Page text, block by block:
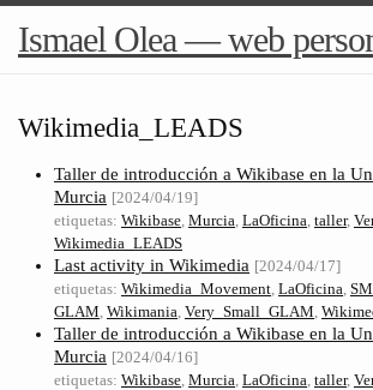
Ismael Olea — web
Wikimedia_LEADS
Taller de introducción a Wikibase en la
Murcia [2024/04/19]
etiquetas: Wikibase, Murcia, LaOficina, taller,
Wikimedia_LEADS
Last activity in Wikimedia [2024/04/17]
etiquetas: Wikimedia_Movement, LaOficina,
GLAM, Wikimania, Very_Small_GLAM,
Taller de introducción a Wikibase en la
Murcia [2024/04/16]
etiquetas: Wikibase, Murcia, LaOficina, taller,